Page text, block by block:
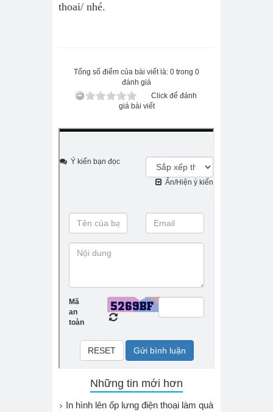
thoai/ nhé.
Tổng số điểm của bài viết là: 0 trong 0
đánh giá
Click để đánh
giá bài viết
Những tin mới hơn
In hình lên ốp lưng điện thoại làm quà